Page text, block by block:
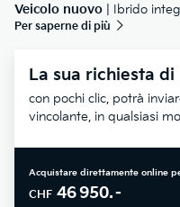
Veicolo nuovo | Ibrido
Per saperne di più
La sua richiesta
con pochi clic, potrà
vincolante, in qualsiasi
Acquistare direttamente online
CHF 46 950.–